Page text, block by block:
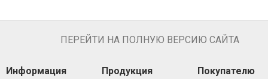
ПЕРЕЙТИ НА ПОЛНУЮ ВЕРСИЮ САЙТА
Информация Продукция Покупателю